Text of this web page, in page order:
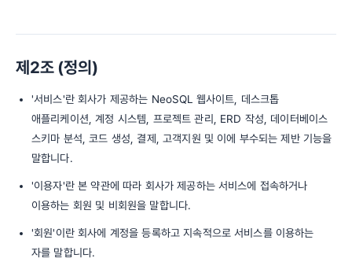
제2조 (정의)
'서비스'란 회사가 제공하는 NeoSQL 웹사이트, 데스크톱
애플리케이션, 계정 시스템, 프로젝트 관리, ERD 작성, 데이터베이스
스키마 분석, 코드 생성, 결제, 고객지원 및 이에 부수되는 제반 기능을
말합니다.
'이용자'란 본 약관에 따라 회사가 제공하는 서비스에 접속하거나
이용하는 회원 및 비회원을 말합니다.
'회원'이란 회사에 계정을 등록하고 지속적으로 서비스를 이용하는
자를 말합니다.